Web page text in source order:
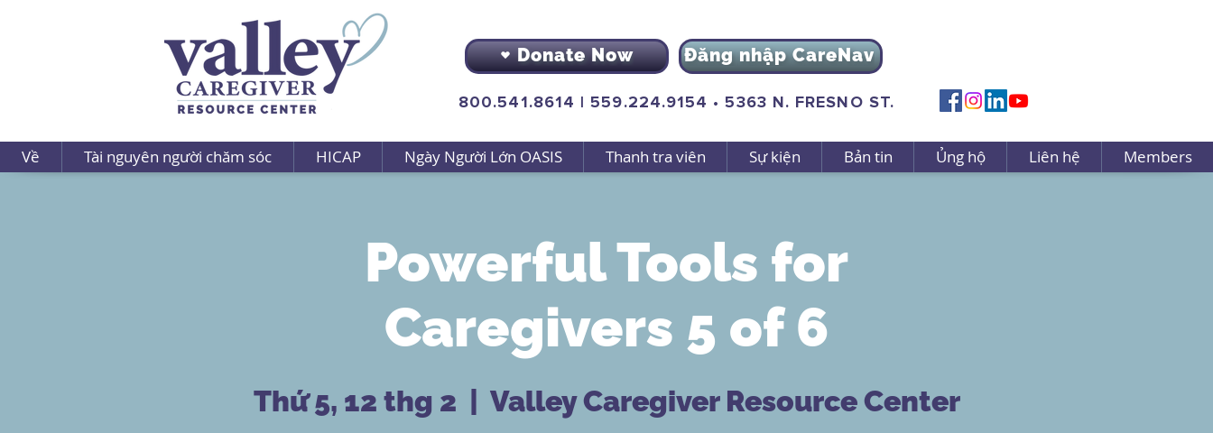
Donate Now Đăng nhập CareNav
800.541.8614 |559.224.9154 •5363 N. FRESNO ST.
Về Tài nguyên người chăm sóc HICAP Ngày Người Lớn OASIS Thanh tra viên Sự kiện Bản tin Ủng hộ Liên hệ Members
Powerful Tools for
Caregivers 5 of 6
Thứ 5, 12 thg 2 Valley Caregiver Resource Center